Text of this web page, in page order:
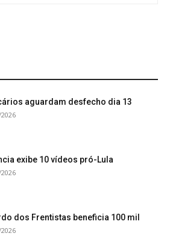
aguardam desfecho dia 13
exibe 10 vídeos pró-Lula
dos Frentistas beneficia 100 mil